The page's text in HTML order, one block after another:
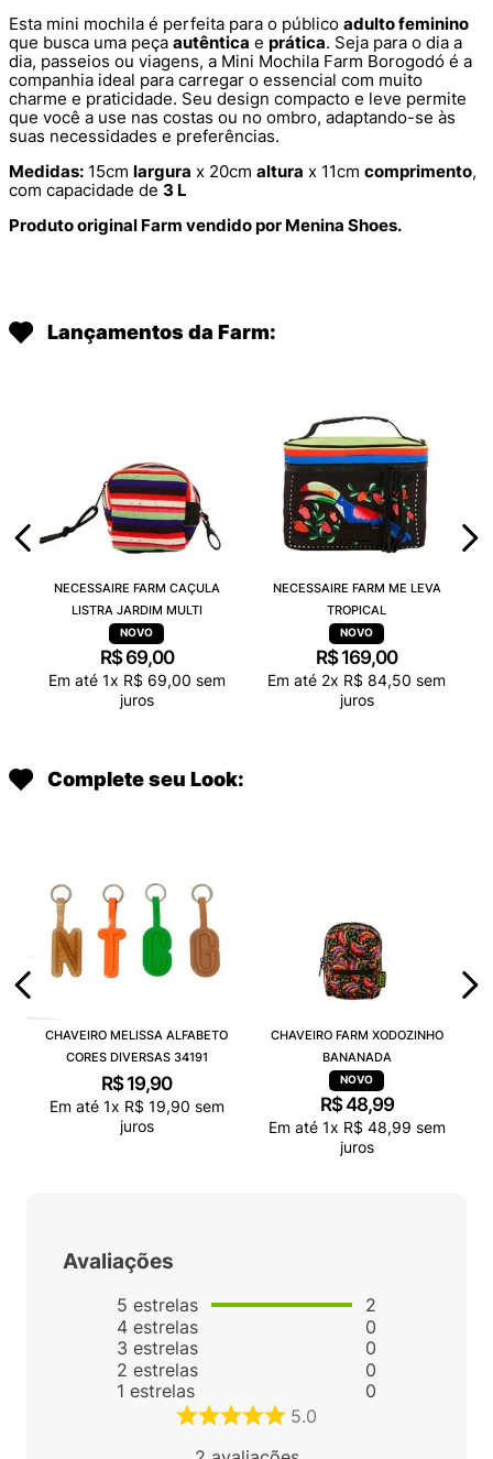
Esta mini mochila é perfeita para o público adulto feminino
que busca uma peça autêntica e prática. Seja para o dia a
dia, passeios ou viagens, a Mini Mochila Farm Borogodó é a
companhia ideal para carregar o essencial com muito
charme e praticidade. Seu design compacto e leve permite
que você a use nas costas ou no ombro, adaptando-se às
suas necessidades e preferências.
Medidas: 15cm largura x 20cm altura x 11cm comprimento,
com capacidade de 3 L
Produto original Farm vendido por Menina Shoes.
Lançamentos da Farm:
NECESSAIRE FARM CAÇULA
LISTRA JARDIM MULTI
R$ 69,00
Em até 1x R$ 69,00 sem
juros
NECESSAIRE FARM ME LEVA
TROPICAL
R$ 169,00
Em até 2x R$ 84,50 sem
juros
Complete seu Look:
CHAVEIRO MELISSA ALFABETO
CORES DIVERSAS 34191
R$ 19,90
Em até 1x R$ 19,90 sem
juros
CHAVEIRO FARM XODOZINHO
BANANADA
R$48,99
Em até 1x R$ 48,99 sem
juros
Avaliações
5 estrelas
4 estrelas
3 estrelas
2 estrelas
1 estrelas
2
0
0
0
0
5.0